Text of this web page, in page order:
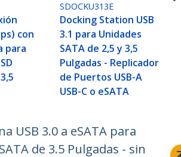
con
para
SDOCKU313E
Docking Station USB
3.1 para Unidades
SATA de 2,5 y 3,5
Pulgadas - Replicador
de Puertos USB-A
USB-C o eSATA
USB 3.0 a eSATA para
de 3.5 Pulgadas - sin